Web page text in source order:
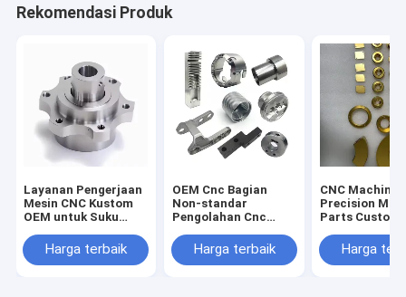
Rekomendasi Produk
Layanan Pengerjaan
Mesin CNC Kustom
OEM untuk Suku
Mobil Aluminium
Baja Tahan Karat
Harga terbaik
OEM Cnc Bagian
Non-standar
Pengolahan Cnc
Penggilingan dan
Turning Service
Harga terbaik
CNC
Precision
Parts Custom
Stainless
Machining
Harga